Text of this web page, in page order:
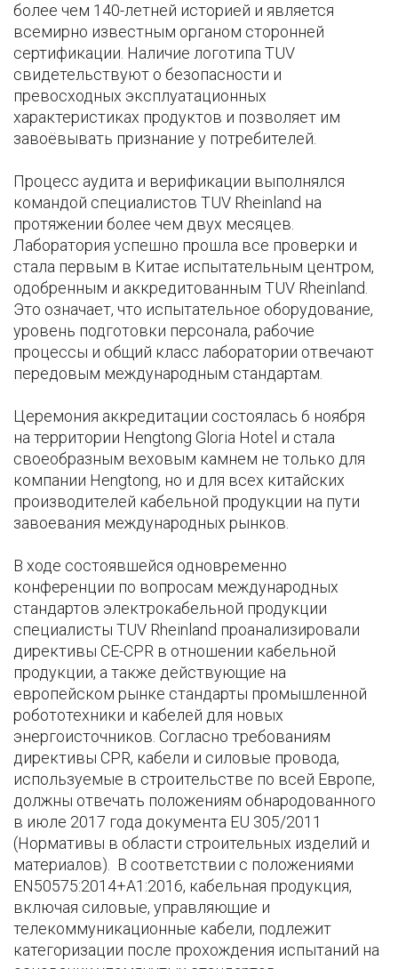
более чем 140-летней историей и является
всемирно известным органом сторонней
сертификации. Наличие логотипа TUV
свидетельствуют о безопасности и
превосходных эксплуатационных
характеристиках продуктов и позволяет им
завоёвывать признание у потребителей.
Процесс аудита и верификации выполнялся
командой специалистов TUV Rheinland на
протяжении более чем двух месяцев.
Лаборатория успешно прошла все проверки и
стала первым в Китае испытательным центром,
одобренным и аккредитованным TUV Rheinland.
Это означает, что испытательное оборудование,
уровень подготовки персонала, рабочие
процессы и общий класс лаборатории отвечают
передовым международным стандартам.
Церемония аккредитации состоялась 6 ноября
на территории Hengtong Gloria Hotel и стала
своеобразным веховым камнем не только для
компании Hengtong, но и для всех китайских
производителей кабельной продукции на пути
завоевания международных рынков.
В ходе состоявшейся одновременно
конференции по вопросам международных
стандартов электрокабельной продукции
специалисты TUV Rheinland проанализировали
директивы CE-CPR в отношении кабельной
продукции, а также действующие на
европейском рынке стандарты промышленной
робототехники и кабелей для новых
энергоисточников. Согласно требованиям
директивы CPR, кабели и силовые провода,
используемые в строительстве по всей Европе,
должны отвечать положениям обнародованного
в июле 2017 года документа EU 305/2011
(Нормативы в области строительных изделий и
материалов). В соответствии с положениями
EN50575:2014+A1:2016, кабельная продукция,
включая силовые, управляющие и
телекоммуникационные кабели, подлежит
категоризации после прохождения испытаний на